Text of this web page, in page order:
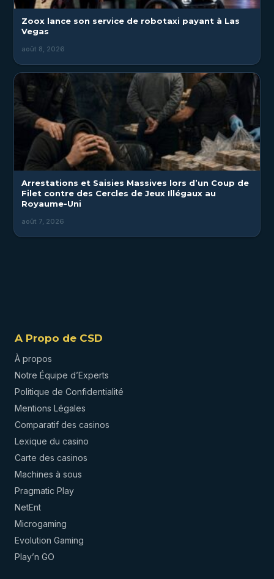
Zoox lance son service de robotaxi payant à Las
Vegas
août 8, 2026
Arrestations et Saisies Massives lors d’un Coup de
Filet contre des Cercles de Jeux Illégaux au
Royaume-Uni
août 7, 2026
A Propo de CSD
À propos
Notre Équipe d’Experts
Politique de Confidentialité
Mentions Légales
Comparatif des casinos
Lexique du casino
Carte des casinos
Machines à sous
Pragmatic Play
NetEnt
Microgaming
Evolution Gaming
Play’n GO